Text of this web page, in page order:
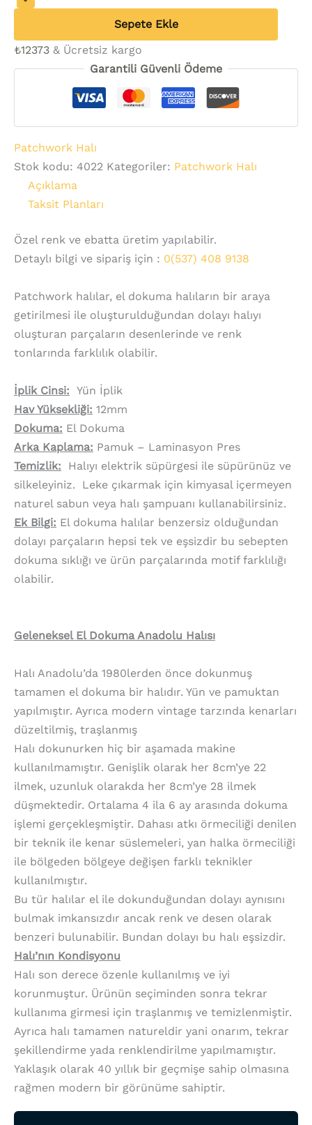
Sepete Ekle
₺12373 & Ücretsiz kargo
Garantili Güvenli Ödeme
Patchwork Halı
Stok kodu: 4022 Kategoriler: Patchwork Halı
Açıklama
Taksit Planları
Özel renk ve ebatta üretim yapılabilir.
Detaylı bilgi ve sipariş için : 0(537) 408 9138
Patchwork halılar, el dokuma halıların bir araya
getirilmesi ile oluşturulduğundan dolayı halıyı
oluşturan parçaların desenlerinde ve renk
tonlarında farklılık olabilir.
İplik Cinsi: Yün İplik
Hav Yüksekliği: 12mm
Dokuma: El Dokuma
Arka Kaplama: Pamuk – Laminasyon Pres
Temizlik: Halıyı elektrik süpürgesi ile süpürünüz ve
silkeleyiniz. Leke çıkarmak için kimyasal içermeyen
naturel sabun veya halı şampuanı kullanabilirsiniz.
Ek Bilgi: El dokuma halılar benzersiz olduğundan
dolayı parçaların hepsi tek ve eşsizdir bu sebepten
dokuma sıklığı ve ürün parçalarında motif farklılığı
olabilir.
Geleneksel El Dokuma Anadolu Halısı
Halı Anadolu’da 1980lerden önce dokunmuş
tamamen el dokuma bir halıdır. Yün ve pamuktan
yapılmıştır. Ayrıca modern vintage tarzında kenarları
düzeltilmiş, traşlanmış
Halı dokunurken hiç bir aşamada makine
kullanılmamıştır. Genişlik olarak her 8cm’ye 22
ilmek, uzunluk olarakda her 8cm’ye 28 ilmek
düşmektedir. Ortalama 4 ila 6 ay arasında dokuma
işlemi gerçekleşmiştir. Dahası atkı örmeciliği denilen
bir teknik ile kenar süslemeleri, yan halka örmeciliği
ile bölgeden bölgeye değişen farklı teknikler
kullanılmıştır.
Bu tür halılar el ile dokunduğundan dolayı aynısını
bulmak imkansızdır ancak renk ve desen olarak
benzeri bulunabilir. Bundan dolayı bu halı eşsizdir.
Halı’nın Kondisyonu
Halı son derece özenle kullanılmış ve iyi
korunmuştur. Ürünün seçiminden sonra tekrar
kullanıma girmesi için traşlanmış ve temizlenmiştir.
Ayrıca halı tamamen natureldir yani onarım, tekrar
şekillendirme yada renklendirilme yapılmamıştır.
Yaklaşık olarak 40 yıllık bir geçmişe sahip olmasına
rağmen modern bir görünüme sahiptir.